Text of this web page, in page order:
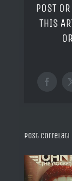
POST
THIS
Post correlati